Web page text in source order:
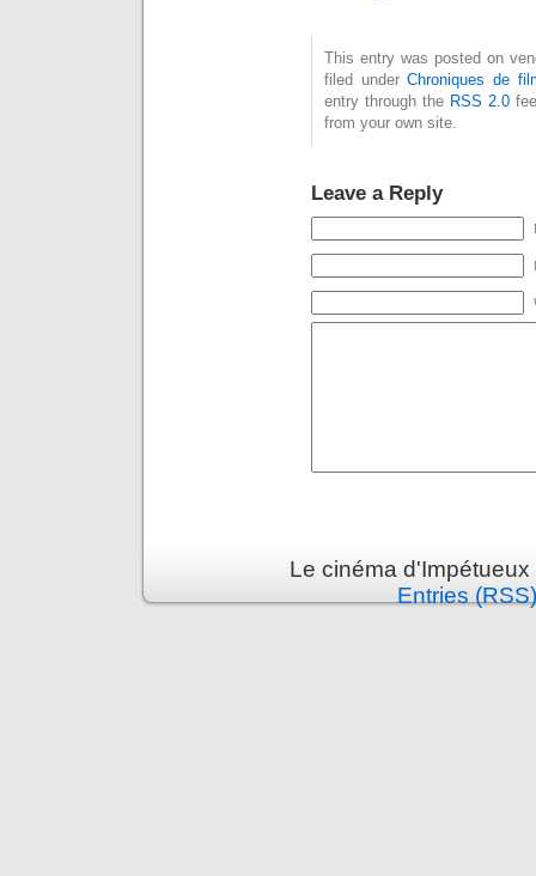
This entry was posted on
filed underChroniques de
entry through the RSS 2.0
from your own site.
Leave a Reply
Le cinéma
Entries (RSS)